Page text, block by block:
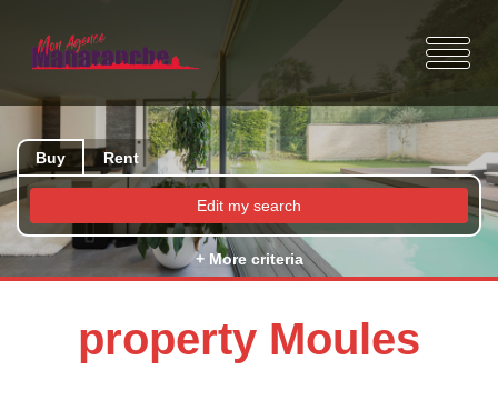
Buy Rent
Edit my search
+ More criteria
property Moules